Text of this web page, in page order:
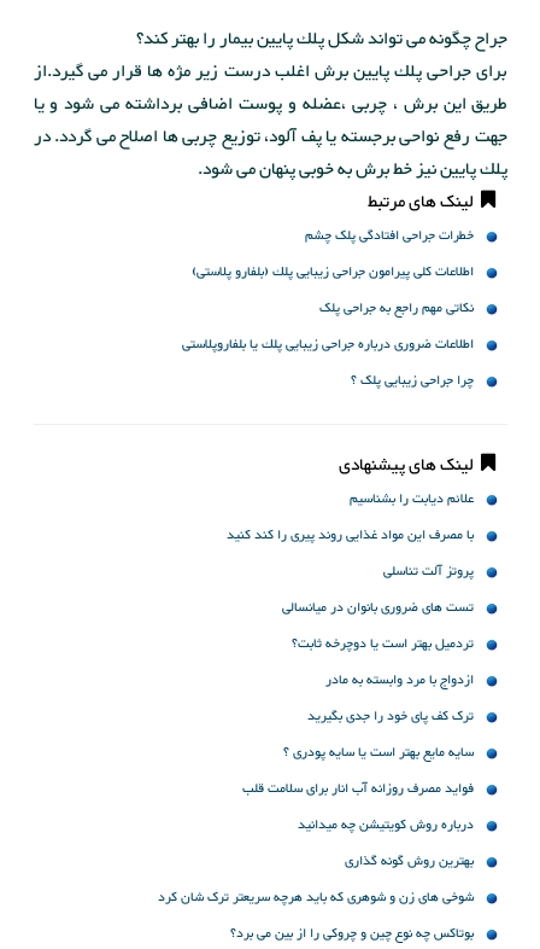
جراح چگونه می تواند شكل پلك پایین بیمار را بهتر كند؟
برای جراحی پلك پایین برش اغلب درست زیر مژه ها قرار می گیرد.از
طریق این برش ، چربی ،عضله و پوست اضافی برداشته می شود و یا
جهت رفع نواحی برجسته یا پف آلود، توزیع چربی ها اصلاح می گردد. در
پلك پایین نیز خط برش به خوبی پنهان می شود.
لینک های مرتبط
خطرات جراحی افتادگی پلک چشم
اطلاعات كلی پیرامون جراحی زیبایی پلك (بلفارو پلاستی)
نکاتی مهم راجع به جراحی پلک
اطلاعات ضروری درباره جراحی زیبایی پلك یا بلفاروپلاستی
چرا جراحی زیبایی پلک ؟
لینک های پیشنهادی
علائم دیابت را بشناسیم
با مصرف این مواد غذایی روند پیری را کند کنید
پروتز آلت تناسلى
تست های ضروری بانوان در میانسالی
تردمیل بهتر است یا دوچرخه ثابت؟
ازدواج با مرد وابسته به مادر
ترک کف پای خود را جدی بگیرید
سایه مایع بهتر است یا سایه پودری ؟
فواید مصرف روزانه آب انار برای سلامت قلب
درباره روش کویتیشن چه میدانید
بهترین روش گونه گذاری
شوخی های زن و شوهری که باید هرچه سریعتر ترک شان کرد
بوتاکس چه نوع چین و چروکی را از بین می برد؟